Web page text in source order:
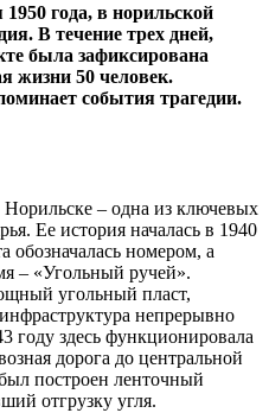
года, в норильской
В течение трех дней,
была зафиксирована
жизни 50 человек.
события трагедии.
– одна из ключевых
Ее история началась в 1940
обозначалась номером, а
– «Угольный ручей».
угольный пласт,
непрерывно
году здесь функционировала
дорога до центральной
построен ленточный
отгрузку угля.